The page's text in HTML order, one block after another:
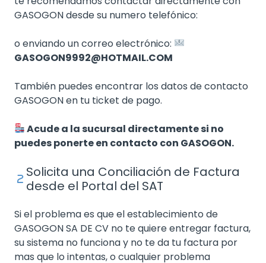
GASOGON desde su numero telefónico:
o enviando un correo electrónico:
GASOGON9992@HOTMAIL.COM
También puedes encontrar los datos de contacto
GASOGON en tu ticket de pago.
Acude a la sucursal directamente si no
puedes ponerte en contacto con GASOGON.
Solicita una Conciliación de Factura
desde el Portal del SAT
Si el problema es que el establecimiento de
GASOGON SA DE CV no te quiere entregar factura,
su sistema no funciona y no te da tu factura por
mas que lo intentas, o cualquier problema